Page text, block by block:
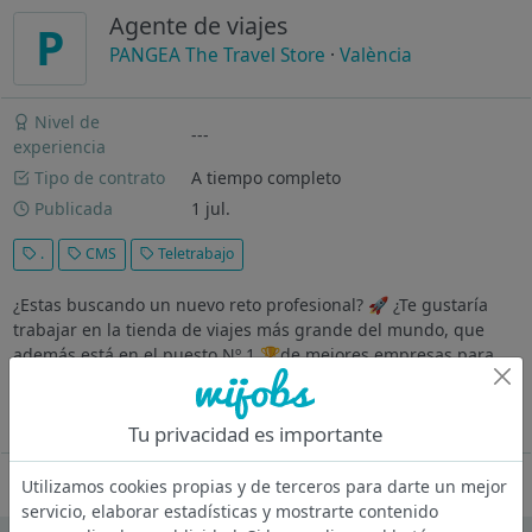
P Agente de viajes
PANGEA The Travel Store ·València
Nivel de
experiencia
---
Tipo de contrato
A tiempo completo
Publicada
1 jul.
. CMS Teletrabajo
¿Estas buscando un nuevo reto profesional? 🚀 ¿Te gustaría
trabajar en la tienda de viajes más grande del mundo, que
además está en el puesto Nº 1 🏆de mejores empresas para
trabajar en el ranking "Happy Index® at Work" 2023 ? PANGEA
Oferta desactivada
Tu privacidad es importante
Utilizamos cookies propias y de terceros para darte un mejor
servicio, elaborar estadísticas y mostrarte contenido